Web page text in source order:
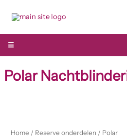
naar
inhoud
☰
Polar
Home / Reserve onderdelen / Polar